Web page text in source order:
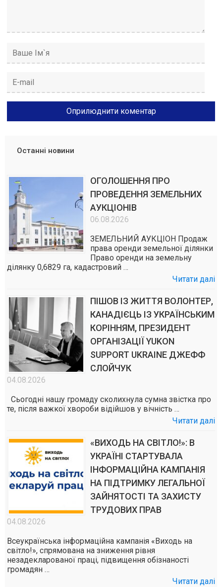
Останні новини
ОГОЛОШЕННЯ ПРО
ПРОВЕДЕННЯ ЗЕМЕЛЬНИХ
АУКЦІОНІВ
06.08.2026
ЗЕМЕЛЬНИЙ АУКЦІОН Продаж
права оренди земельної ділянки
Право оренди на земельну
ділянку 0,6829 га, кадастровий …
Читати далі
ПІШОВ ІЗ ЖИТТЯ ВОЛОНТЕР,
КАНАДІЄЦЬ ІЗ УКРАЇНСЬКИМ
КОРІННЯМ, ПРЕЗИДЕНТ
ОРГАНІЗАЦІЇ YUKON
SUPPORT UKRAINE ДЖЕФФ
СЛОЙЧУК
04.08.2026
Сьогодні нашу громаду сколихнула сумна звістка про
те, після важкої хвороби відійшов у вічність …
Читати далі
«ВИХОДЬ НА СВІТЛО!»: В
УКРАЇНІ СТАРТУВАЛА
ІНФОРМАЦІЙНА КАМПАНІЯ
НА ПІДТРИМКУ ЛЕГАЛЬНОЇ
ЗАЙНЯТОСТІ ТА ЗАХИСТУ
ТРУДОВИХ ПРАВ
04.08.2026
Всеукраїнська інформаційна кампанія «Виходь на
світло!», спрямована на зниження рівня
незадекларованої праці, підвищення обізнаності
громадян …
Читати далі